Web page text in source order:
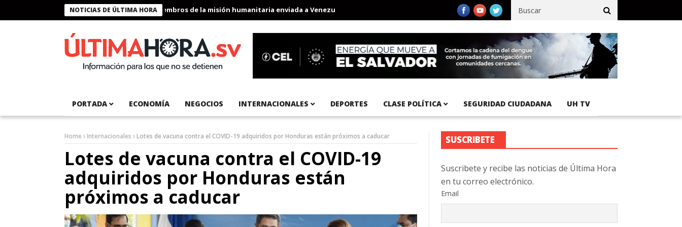
NOTICIAS DE ÚLTIMA HORA
Presidente Bukele condecora a miembros de la misión humanitaria enviada a Venezuela Aeropuerto Internacional del Pacífico registra 92 % de avance en obras de terracería
PORTADA ECONOMÍA NEGOCIOS INTERNACIONALES DEPORTES CLASE POLÍTICA SEGURIDAD CIUDADANA UH TV
Home Internacionales Lotes de vacuna contra el COVID-19 adquiridos por Honduras están próximos a caducar
Lotes de vacuna contra el COVID-19
adquiridos por Honduras están
próximos a caducar
SUSCRIBETE
Suscribete y recibe las noticias de Última Hora
en tu correo electrónico.
Email